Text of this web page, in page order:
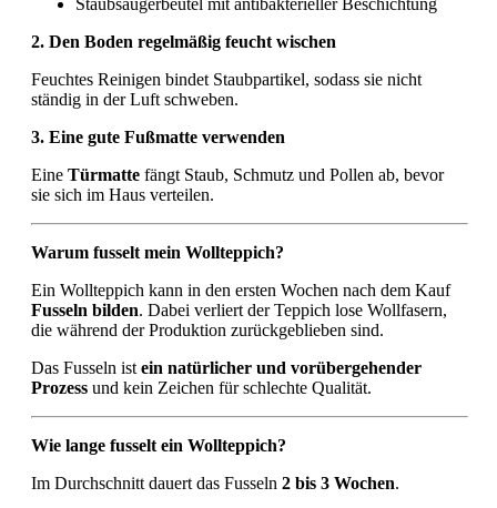
2. Den Boden regelmäßig feucht wischen
Feuchtes Reinigen bindet Staubpartikel, sodass sie nicht
ständig in der Luft schweben.
3. Eine gute Fußmatte verwenden
Eine Türmatte fängt Staub, Schmutz und Pollen ab, bevor
sie sich im Haus verteilen.
Warum fusselt mein Wollteppich?
Ein Wollteppich kann in den ersten Wochen nach dem Kauf
Fusseln bilden. Dabei verliert der Teppich lose Wollfasern,
die während der Produktion zurückgeblieben sind.
Das Fusseln ist ein natürlicher und vorübergehender
Prozess und kein Zeichen für schlechte Qualität.
Wie lange fusselt ein Wollteppich?
Im Durchschnitt dauert das Fusseln 2 bis 3 Wochen.